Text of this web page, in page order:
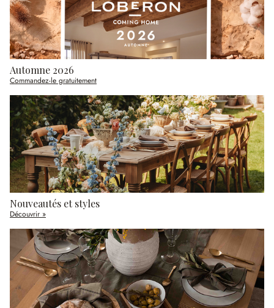
Automne 2026
Commandez-le gratuitement
Nouveautés et styles
Découvrir »